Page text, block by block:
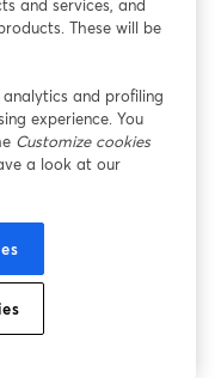
wird in einem neuen Tab geöffnet
and services, and
These will be
analytics and profiling
experience. You
Customize cookies
a look at our